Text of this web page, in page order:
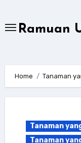
contentRamuan
Home Tanaman
Tanaman
Tanaman